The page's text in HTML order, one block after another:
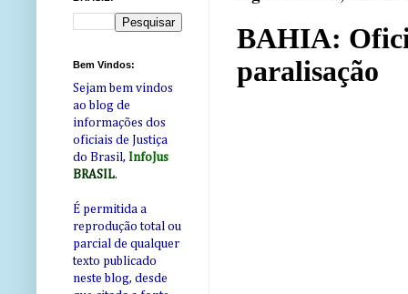
BAHIA:
paralisação
Bem Vindos:
Sejam bem vindos
ao blog de
informações dos
oficiais de Justiça
do Brasil, InfoJus
BRASIL.
É permitida a
reprodução total ou
parcial de qualquer
texto publicado
neste blog, desde